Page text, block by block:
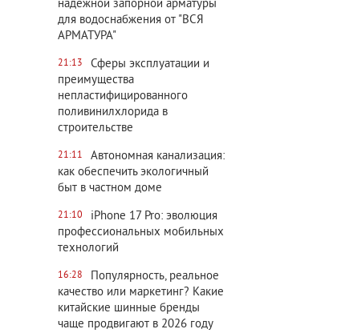
надежной запорной арматуры
для водоснабжения от "ВСЯ
АРМАТУРА"
21:13
Сферы эксплуатации и
преимущества
непластифицированного
поливинилхлорида в
строительстве
21:11
Автономная канализация:
как обеспечить экологичный
быт в частном доме
21:10
iPhone 17 Pro: эволюция
профессиональных мобильных
технологий
16:28
Популярность, реальное
качество или маркетинг? Какие
китайские шинные бренды
чаще продвигают в 2026 году